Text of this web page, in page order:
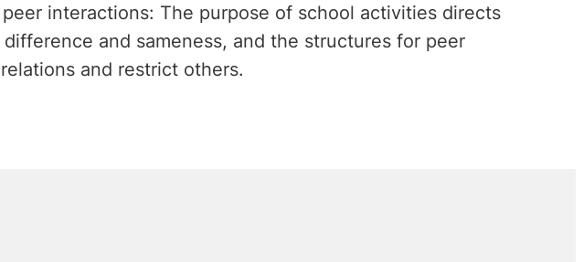
peer interactions: The purpose of school activities directs
difference and sameness, and the structures for peer
and restrict others.